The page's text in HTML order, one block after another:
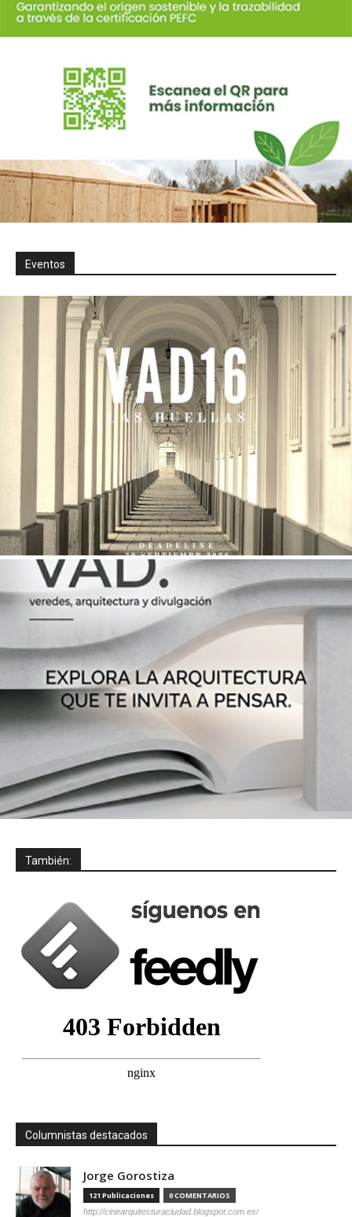
Eventos
También:
Columnistas destacados
Jorge Gorostiza
121 Publicaciones 0 COMENTARIOS
http://cinearquitecturaciudad.blogspot.com.es/